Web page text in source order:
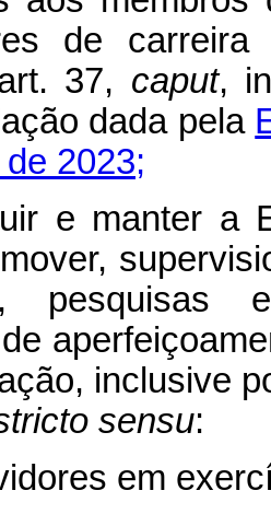
de
37, caput,
dada pela
2023;
e manter a
pesquisas
inclusive
sensu:
em